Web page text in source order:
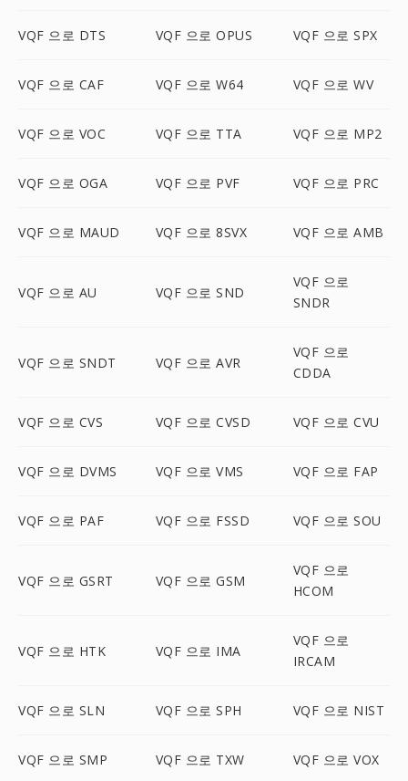
VQF 으로 DTS VQF 으로 OPUS VQF 으로 SPX
VQF 으로 CAF VQF 으로 W64 VQF 으로 WV
VQF 으로 VOC VQF 으로 TTA VQF 으로 MP2
VQF 으로 OGA VQF 으로 PVF VQF 으로 PRC
VQF 으로 MAUD VQF 으로 8SVX VQF 으로 AMB
VQF 으로 AU VQF 으로 SND
VQF 으로
SNDR
VQF 으로 SNDT VQF 으로 AVR
VQF 으로
CDDA
VQF 으로 CVS VQF 으로 CVSD VQF 으로 CVU
VQF 으로 DVMS VQF 으로 VMS VQF 으로 FAP
VQF 으로 PAF VQF 으로 FSSD VQF 으로 SOU
VQF 으로 GSRT VQF 으로 GSM
VQF 으로
HCOM
VQF 으로 HTK VQF 으로 IMA
VQF 으로
IRCAM
VQF 으로 SLN VQF 으로 SPH VQF 으로 NIST
VQF 으로 SMP VQF 으로 TXW VQF 으로 VOX